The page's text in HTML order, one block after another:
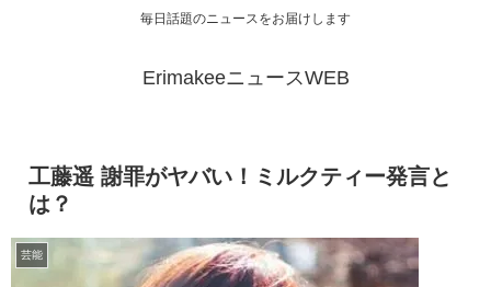
毎日話題のニュースをお届けします
ErimakeeニュースWEB
工藤遥 謝罪がヤバい！ミルクティー発言と
は？
芸能